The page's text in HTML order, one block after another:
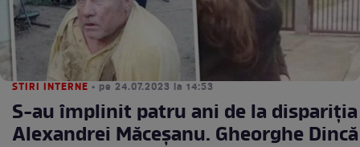
STIRI INTERNE • pe 24.07.2023 la 14:53
S-au împlinit patru ani de la dispariţia
Alexandrei Măceşanu. Gheorghe Dincă